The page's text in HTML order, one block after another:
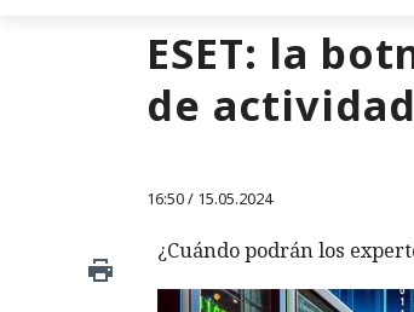
ESET: la
de actividad
16:50 / 15.05.2024
¿Cuándo podrán los